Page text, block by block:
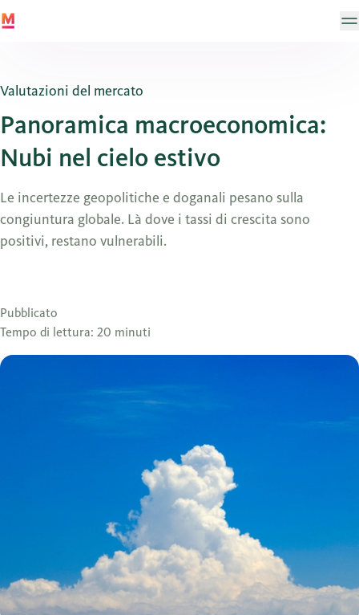
Valutazioni del mercato
Panoramica macroeconomica:
Nubi nel cielo estivo
Le incertezze geopolitiche e doganali pesano sulla
congiuntura globale. Là dove i tassi di crescita sono
positivi, restano vulnerabili.
Pubblicato
Tempo di lettura: 20 minuti